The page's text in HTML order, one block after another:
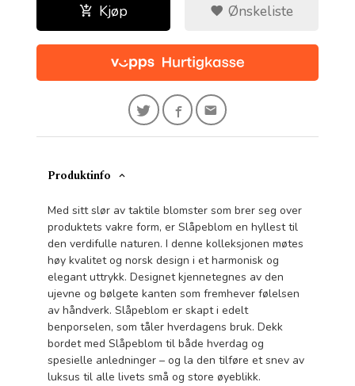
Kjøp Ønskeliste
Produktinfo
Med sitt slør av taktile blomster som brer seg over
produktets vakre form, er Slåpeblom en hyllest til
den verdifulle naturen. I denne kolleksjonen møtes
høy kvalitet og norsk design i et harmonisk og
elegant uttrykk. Designet kjennetegnes av den
ujevne og bølgete kanten som fremhever følelsen
av håndverk. Slåpeblom er skapt i edelt
benporselen, som tåler hverdagens bruk. Dekk
bordet med Slåpeblom til både hverdag og
spesielle anledninger – og la den tilføre et snev av
luksus til alle livets små og store øyeblikk.